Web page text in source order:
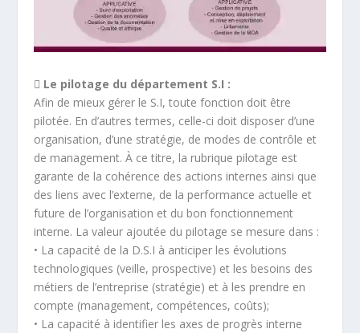
 Le pilotage du département S.I :
Afin de mieux gérer le S.I, toute fonction doit être
pilotée. En d’autres termes, celle-ci doit disposer d’une
organisation, d’une stratégie, de modes de contrôle et
de management. À ce titre, la rubrique pilotage est
garante de la cohérence des actions internes ainsi que
des liens avec l’externe, de la performance actuelle et
future de l’organisation et du bon fonctionnement
interne. La valeur ajoutée du pilotage se mesure dans :
• La capacité de la D.S.I à anticiper les évolutions
technologiques (veille, prospective) et les besoins des
métiers de l’entreprise (stratégie) et à les prendre en
compte (management, compétences, coûts);
• La capacité à identifier les axes de progrès interne